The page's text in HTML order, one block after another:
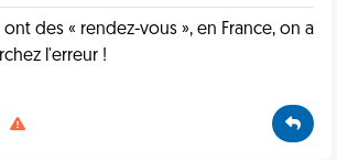
des « rendez-vous », en France, on a
l'erreur !